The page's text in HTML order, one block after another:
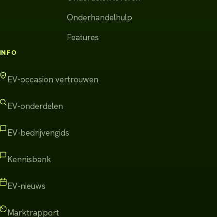
Onderhandelhulp
Features
EV-occasion vertrouwen
EV-onderdelen
EV-bedrijvengids
Kennisbank
EV-nieuws
Marktrapport